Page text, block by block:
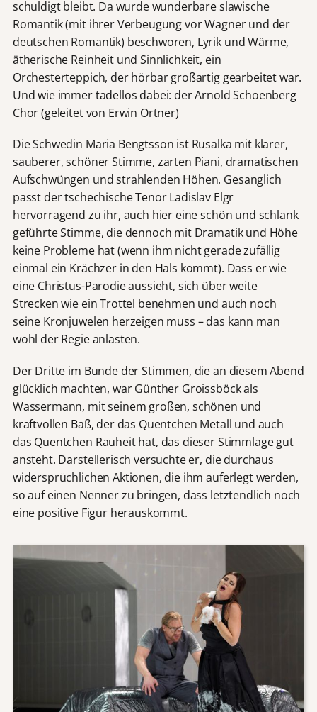
schuldigt bleibt. Da wurde wunderbare slawische
Romantik (mit ihrer Verbeugung vor Wagner und der
deutschen Romantik) beschworen, Lyrik und Wärme,
ätherische Reinheit und Sinnlichkeit, ein
Orchesterteppich, der hörbar großartig gearbeitet war.
Und wie immer tadellos dabei: der Arnold Schoenberg
Chor (geleitet von Erwin Ortner)
Die Schwedin Maria Bengtsson ist Rusalka mit klarer,
sauberer, schöner Stimme, zarten Piani, dramatischen
Aufschwüngen und strahlenden Höhen. Gesanglich
passt der tschechische Tenor Ladislav Elgr
hervorragend zu ihr, auch hier eine schön und schlank
geführte Stimme, die dennoch mit Dramatik und Höhe
keine Probleme hat (wenn ihm nicht gerade zufällig
einmal ein Krächzer in den Hals kommt). Dass er wie
eine Christus-Parodie aussieht, sich über weite
Strecken wie ein Trottel benehmen und auch noch
seine Kronjuwelen herzeigen muss – das kann man
wohl der Regie anlasten.
Der Dritte im Bunde der Stimmen, die an diesem Abend
glücklich machten, war Günther Groissböck als
Wassermann, mit seinem großen, schönen und
kraftvollen Baß, der das Quentchen Metall und auch
das Quentchen Rauheit hat, das dieser Stimmlage gut
ansteht. Darstellerisch versuchte er, die durchaus
widersprüchlichen Aktionen, die ihm auferlegt werden,
so auf einen Nenner zu bringen, dass letztendlich noch
eine positive Figur herauskommt.